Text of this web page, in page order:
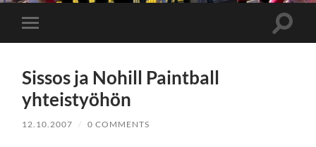
Toggle
mobile
Toggle
Sissos ja Nohill Paintball
yhteistyöhön
12.10.2007 / 0 COMMENTS